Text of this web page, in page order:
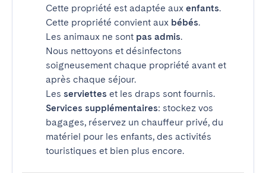
Cette propriété est adaptée aux enfants.
Cette propriété convient aux bébés.
Les animaux ne sont pas admis.
Nous nettoyons et désinfectons
soigneusement chaque propriété avant et
après chaque séjour.
Les serviettes et les draps sont fournis.
Services supplémentaires: stockez vos
bagages, réservez un chauffeur privé, du
matériel pour les enfants, des activités
touristiques et bien plus encore.